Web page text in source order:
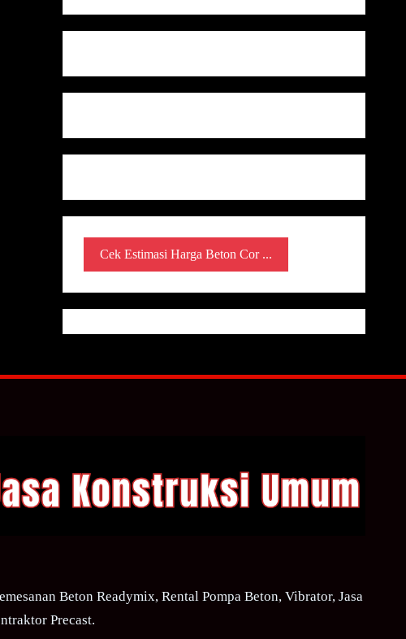
Cek Estimasi Harga Beton Cor ...
Beton Readymix, Rental Pompa Beton, Vibrator, Jasa
Precast.